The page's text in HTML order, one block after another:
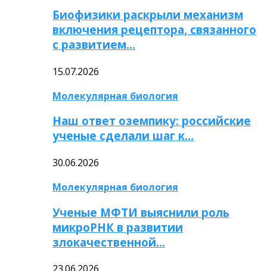
Биофизики раскрыли механизм
включения рецептора, связанного
с развитием…
15.07.2026
Молекулярная биология
Наш ответ оземпику: российские
ученые сделали шаг к…
30.06.2026
Молекулярная биология
Ученые МФТИ выяснили роль
микроРНК в развитии
злокачественной…